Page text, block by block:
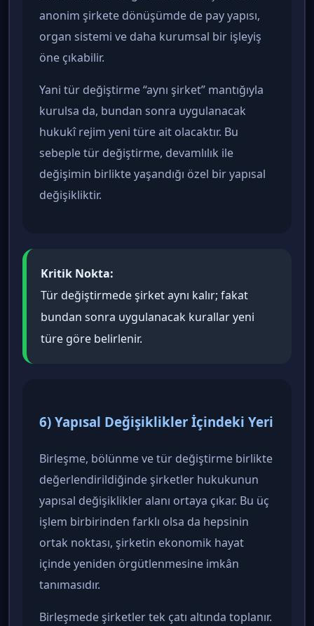
anonim şirkete dönüşümde de pay yapısı,
organ sistemi ve daha kurumsal bir işleyiş
öne çıkabilir.
Yani tür değiştirme “aynı şirket” mantığıyla
kurulsa da, bundan sonra uygulanacak
hukukî rejim yeni türe ait olacaktır. Bu
sebeple tür değiştirme, devamlılık ile
değişimin birlikte yaşandığı özel bir yapısal
değişikliktir.
Kritik Nokta:
Tür değiştirmede şirket aynı kalır; fakat
bundan sonra uygulanacak kurallar yeni
türe göre belirlenir.
6) Yapısal Değişiklikler İçindeki Yeri
Birleşme, bölünme ve tür değiştirme birlikte
değerlendirildiğinde şirketler hukukunun
yapısal değişiklikler alanı ortaya çıkar. Bu üç
işlem birbirinden farklı olsa da hepsinin
ortak noktası, şirketin ekonomik hayat
içinde yeniden örgütlenmesine imkân
tanımasıdır.
Birleşmede şirketler tek çatı altında toplanır.